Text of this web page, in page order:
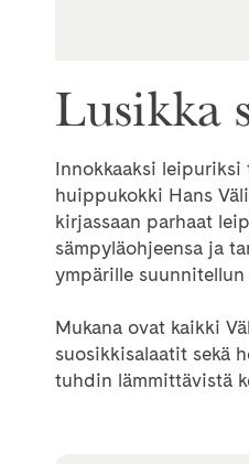
Lusikka
Innokkaaksi leipuriksi
huippukokki Hans
kirjassaan parhaat
sämpyläohjeensa ja
ympärille
Mukana ovat kaikki
suosikkisalaatit sekä
tuhdin lämmittävistä